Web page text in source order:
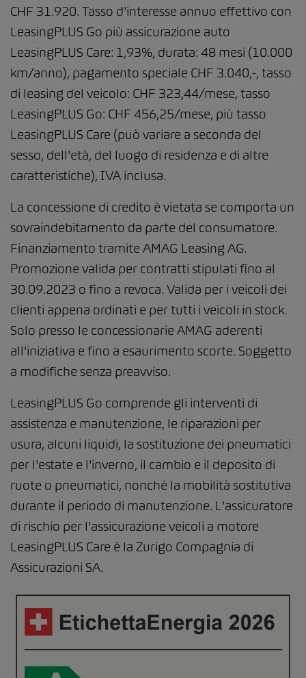
CHF 31.920. Tasso d'interesse annuo effettivo con
LeasingPLUS Go più assicurazione auto
LeasingPLUS Care: 1,93%, durata: 48 mesi (10.000
km/anno), pagamento speciale CHF 3.040,-, tasso
di leasing del veicolo: CHF 323,44/mese, tasso
LeasingPLUS Go: CHF 456,25/mese, più tasso
LeasingPLUS Care (può variare a seconda del
sesso, dell'età, del luogo di residenza e di altre
caratteristiche), IVA inclusa.
La concessione di credito è vietata se comporta un
sovraindebitamento da parte del consumatore.
Finanziamento tramite AMAG Leasing AG.
Promozione valida per contratti stipulati fino al
30.09.2023 o fino a revoca. Valida per i veicoli dei
clienti appena ordinati e per tutti i veicoli in stock.
Solo presso le concessionarie AMAG aderenti
all'iniziativa e fino a esaurimento scorte. Soggetto
a modifiche senza preavviso.
LeasingPLUS Go comprende gli interventi di
assistenza e manutenzione, le riparazioni per
usura, alcuni liquidi, la sostituzione dei pneumatici
per l'estate e l'inverno, il cambio e il deposito di
ruote o pneumatici, nonché la mobilità sostitutiva
durante il periodo di manutenzione. L'assicuratore
di rischio per l'assicurazione veicoli a motore
LeasingPLUS Care è la Zurigo Compagnia di
Assicurazioni SA.